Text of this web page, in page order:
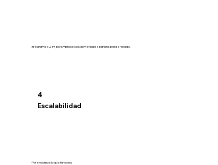
Integramos CRM, bots y procesos comerciales para no perder leads.
4
Escalabilidad
Potenciamos lo que funciona.